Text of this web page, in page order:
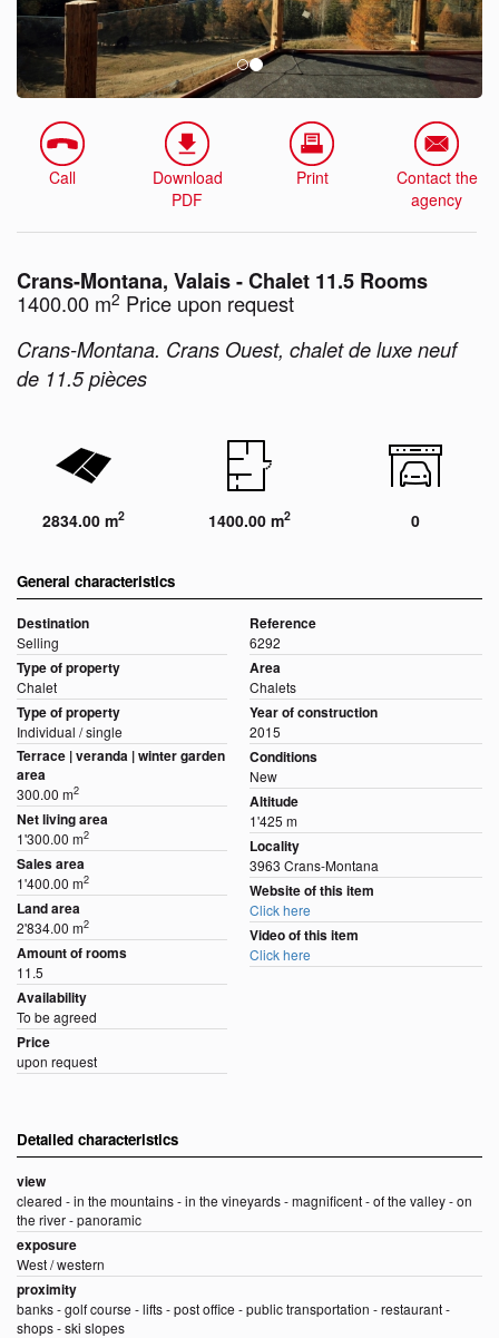
Call
Download
PDF
Print
Contact the
agency
Crans-Montana, Valais - Chalet 11.5 Rooms
1400.00 m2 Price upon request
Crans-Montana. Crans Ouest, chalet de luxe neuf
de 11.5 pièces
2834.00 m2 1400.00 m2 0
General characteristics
Destination
Selling
Type of property
Chalet
Type of property
Individual / single
Terrace | veranda | winter garden
area
300.00 m2
Net living area
1'300.00 m2
Sales area
1'400.00 m2
Land area
2'834.00 m2
Amount of rooms
11.5
Availability
To be agreed
Price
upon request
Reference
6292
Area
Chalets
Year of construction
2015
Conditions
New
Altitude
1'425 m
Locality
3963 Crans-Montana
Website of this item
Click here
Video of this item
Click here
Detailed characteristics
view
cleared - in the mountains - in the vineyards - magnificent - of the valley - on
the river - panoramic
exposure
West / western
proximity
banks - golf course - lifts - post office - public transportation - restaurant -
shops - ski slopes